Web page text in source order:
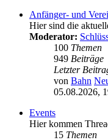
Anfänger- und
Hier sind die
Moderator:
100 Themen
949 Beiträge
Letzter
von Bahn
05.08.2026,
Events
Hier kommen
15 Themen